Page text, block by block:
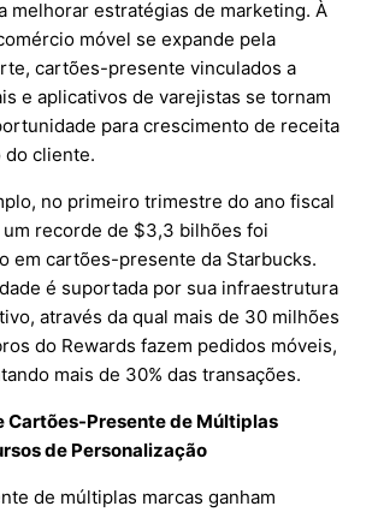
melhorar estratégias de marketing. À
móvel se expande pela
cartões-presente vinculados a
e aplicativos de varejistas se tornam
para crescimento de receita
do cliente.
no primeiro trimestre do ano fiscal
recorde de $3,3 bilhões foi
em cartões-presente da Starbucks.
é suportada por sua infraestrutura
através da qual mais de 30 milhões
do Rewards fazem pedidos móveis,
mais de 30% das transações.
Cartões-Presente de Múltiplas
de Personalização
de múltiplas marcas ganham